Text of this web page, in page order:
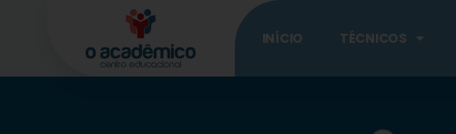
INÍCIO TÉCNICOS